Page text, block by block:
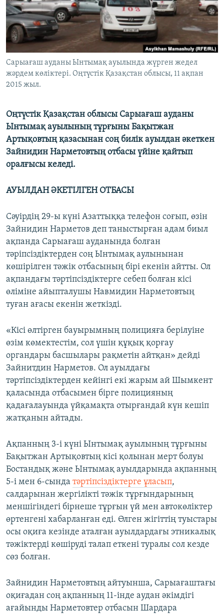
ЖАЗЫЛЫҢЫЗ
Басқа тілдерде
Сарыағаш ауданы Ынтымақ ауылында жүрген жедел
жәрдем көліктері. Оңтүстік Қазақстан облысы, 11 ақпан
2015 жыл.
Оңтүстік Қазақстан облысы Сарыағаш ауданы
Ынтымақ ауылының тұрғыны Бақытжан
Артықовтың қазасынан соң билік ауылдан әкеткен
Зайнидин Нарметовтың отбасы үйіне қайтып
оралғысы келеді.
АУЫЛДАН ӘКЕТІЛГЕН ОТБАСЫ
Сәуірдің 29-ы күні Азаттыққа телефон соғып, өзін
Зайнидин Нарметов деп таныстырған адам биыл
ақпанда Сарыағаш ауданында болған
тәріпсіздіктерден соң Ынтымақ аулынынан
көшірілген тәжік отбасының бірі екенін айтты. Ол
ақпандағы тәртіпсіздіктерге себеп болған кісі
өліміне айыпталушы Навмидин Нарметовтың
туған ағасы екенін жеткізді.
«Кісі өлтірген бауырымның полицияға берілуіне
өзім көмектестім, сол үшін құқық қорғау
органдары басшылары рақметін айтқан» дейді
Зайнитдин Нарметов. Ол ауылдағы
тәртіпсіздіктерден кейінгі екі жарым ай Шымкент
қаласында отбасымен бірге полицияның
қадағалауында үйқамақта отырғандай күн кешіп
жатқанын айтады.
Ақпанның 3-і күні Ынтымақ ауылының тұрғыны
Бақытжан Артықовтың кісі қолынан мерт болуы
Бостандық және Ынтымақ ауылдарында ақпанның
5-і мен 6-сында тәртіпсіздіктерге ұласып,
салдарынан жергілікті тәжік тұрғындарының
меншігіндегі бірнеше тұрғын үй мен автокөліктер
өртенгені хабарланған еді. Өлген жігіттің туыстары
осы оқиға кезінде аталған ауылдардағы этникалық
тәжіктерді көшіруді талап еткені туралы сол кезде
сөз болған.
Зайнидин Нарметовтың айтуынша, Сарыағаштағы
оқиғадан соң ақпанның 11-інде аудан әкімдігі
ағайынды Нарметовтер отбасын Шардара